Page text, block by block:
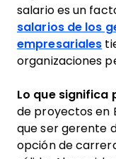
salario es un
salarios de los
empresariales
organizaciones
Lo que significa
de proyectos en
que ser gerente
opción de